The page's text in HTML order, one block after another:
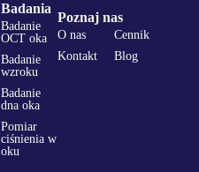
Badania
Badanie
OCT oka
Badanie
wzroku
Badanie
dna oka
Pomiar
ciśnienia w
oku
Poznaj nas
O nas
Cennik
Kontakt
Blog